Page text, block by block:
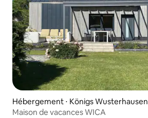
Hébergement ⋅ Königs Wusterhausen
Maison de vacances WICA